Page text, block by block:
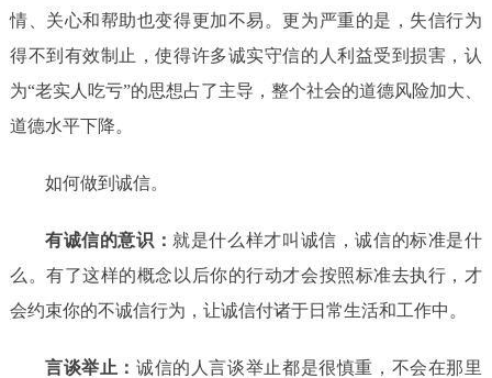
情、关心和帮助也变得更加不易。更为严重的是，失信行为
得不到有效制止，使得许多诚实守信的人利益受到损害，认
为“老实人吃亏”的思想占了主导，整个社会的道德风险加大、
道德水平下降。
如何做到诚信。
有诚信的意识： 就是什么样才叫诚信，诚信的标准是什
么。有了这样的概念以后你的行动才会按照标准去执行，才
会约束你的不诚信行为，让诚信付诸于日常生活和工作中。
言谈举止：诚信的人言谈举止都是很慎重，不会在那里